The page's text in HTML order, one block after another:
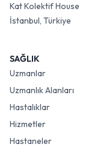
Kat Kolektif House
İstanbul, Türkiye
SAĞLIK
Uzmanlar
Uzmanlık Alanları
Hastalıklar
Hizmetler
Hastaneler